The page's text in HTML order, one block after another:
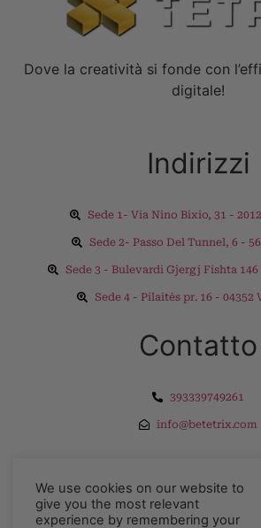
Dove la creatività si fonde con
digitale!
Indirizzi
Sede 1- Via Nino Bixio, 31 -
Sede 2- Passo Del Tunnel, 6 -
Sede 3 - Bulevardi Gjergj Fishta 146
Sede 4 - Pilaitės pr. 16 - 04352
Contatto
393339749261
info@betetrix.com
Privacy Policy
We use cookies on our website to
give you the most relevant
experience by remembering your